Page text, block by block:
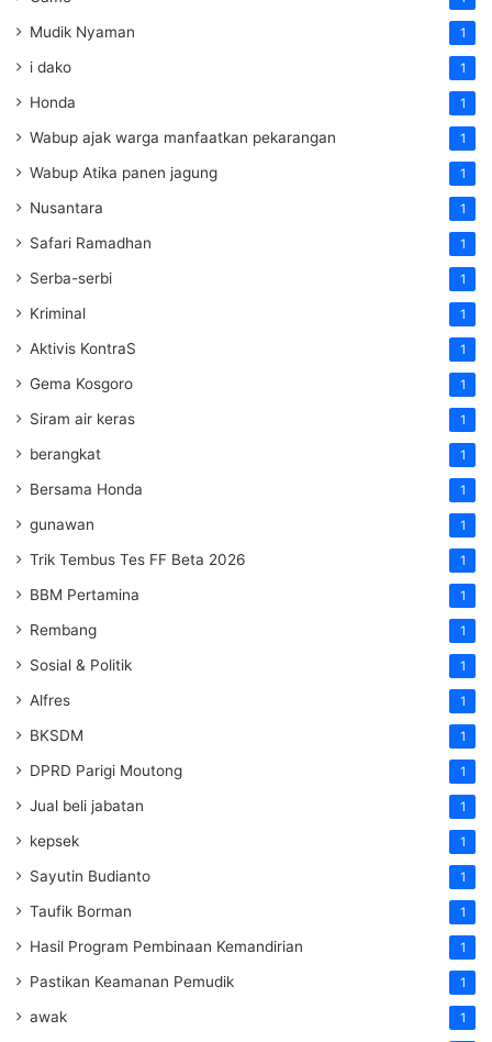
Mudik Nyaman 1
i dako 1
Honda 1
Wabup ajak warga manfaatkan pekarangan 1
Wabup Atika panen jagung 1
Nusantara 1
Safari Ramadhan 1
Serba-serbi 1
Kriminal 1
Aktivis KontraS 1
Gema Kosgoro 1
Siram air keras 1
berangkat 1
Bersama Honda 1
gunawan 1
Trik Tembus Tes FF Beta 2026 1
BBM Pertamina 1
Rembang 1
Sosial & Politik 1
Alfres 1
BKSDM 1
DPRD Parigi Moutong 1
Jual beli jabatan 1
kepsek 1
Sayutin Budianto 1
Taufik Borman 1
Hasil Program Pembinaan Kemandirian 1
Pastikan Keamanan Pemudik 1
awak 1